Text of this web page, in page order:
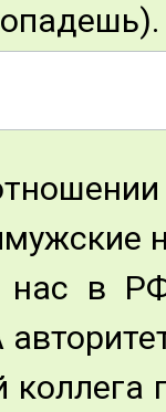
нас в